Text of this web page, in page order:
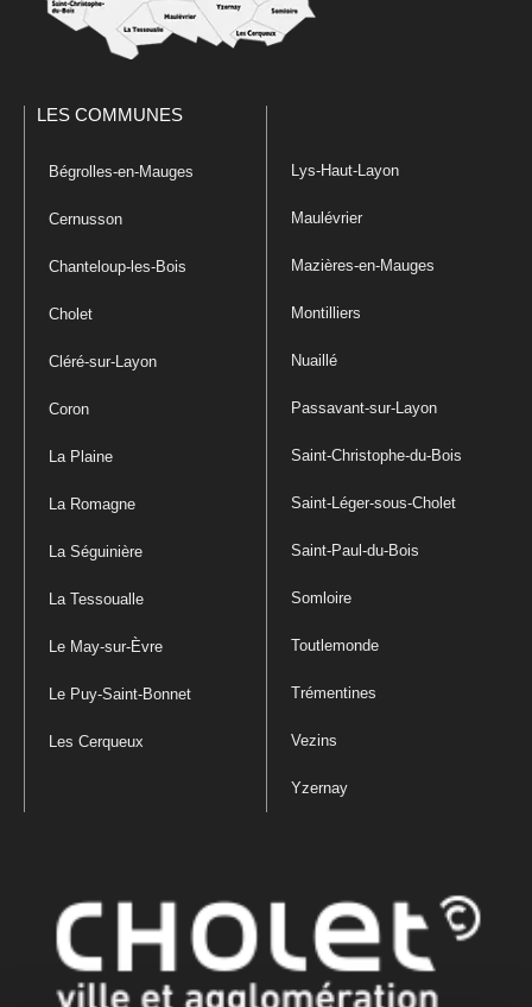
LES COMMUNES
Bégrolles-en-Mauges
Cernusson
Chanteloup-les-Bois
Cholet
Cléré-sur-Layon
Coron
La Plaine
La Romagne
La Séguinière
La Tessoualle
Le May-sur-Èvre
Le Puy-Saint-Bonnet
Les Cerqueux
Lys-Haut-Layon
Maulévrier
Mazières-en-Mauges
Montilliers
Nuaillé
Passavant-sur-Layon
Saint-Christophe-du-Bois
Saint-Léger-sous-Cholet
Saint-Paul-du-Bois
Somloire
Toutlemonde
Trémentines
Vezins
Yzernay